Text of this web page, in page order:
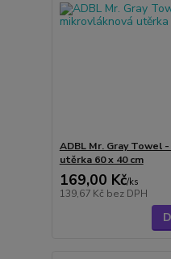
ADBL Mr. Gray Towel
utěrka 60 x 40 cm
169,00 Kč/ks
139,67 Kč bez DPH